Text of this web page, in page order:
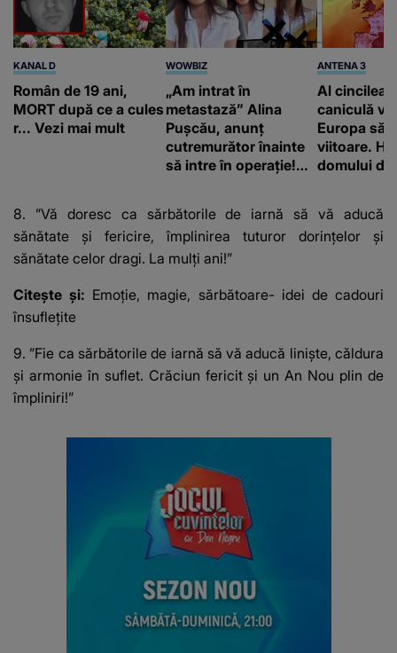
KANAL D
Român de 19 ani,
MORT după ce a cules
r... Vezi mai mult
WOWBIZ
„Am intrat în
metastază” Alina
Pușcău, anunț
cutremurător înainte
să intre în operație!
fanilor
ANTENA 3
Al cincilea
caniculă
Europa
viitoare.
domului de
8. ”Vă doresc ca sărbătorile de iarnă să vă aducă
sănătate şi fericire, împlinirea tuturor dorinţelor şi
sănătate celor dragi. La mulţi ani!”
Citește și: Emoție, magie, sărbătoare- idei de cadouri
însuflețite
9. ”Fie ca sărbătorile de iarnă să vă aducă linişte, căldura
şi armonie în suflet. Crăciun fericit şi un An Nou plin de
împliniri!”